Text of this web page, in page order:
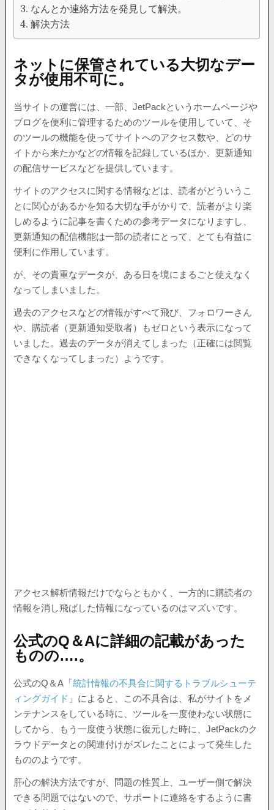
なんとか連絡方法を発見して解決。
解決方法
ネットに保管されている大切なデー
タが使用不可に。
当サイトの運営には、一部、JetPackというホームページや
ブログを便利に管理するためのツールを使用していて、そ
のツールの機能を使ってサイトへのアクセス数や、どのサ
イトから来たかなどの情報を記録しているほか、更新通知
の配信サービスなどを提供しています。
サイトのアクセスに関する情報などは、読者がどういうこ
とに関心があるかを知る大切な手がかりで、読者がより楽
しめるように記事を書くための参考データになりますし、
更新通知の配信機能は一部の読者にとって、とても有益に
便利に作用しています。
が、その貴重なデータが、ある日を境にまるごと使えなく
なってしまいました。
過去のアクセスなどの情報がすべて飛び、フォロワーさん
や、購読者（更新通知受取者）もゼロという表示になって
いました。過去のデータが消えてしまった（正確には閲覧
できなくなってしまった）ようです。
アクセス解析情報だけでならともかく、一方的に購読者の
情報を消し飛ばした情報になっているのはマズいです。
公式のQ＆Aに詳細の記載があった
ものの….。
公式のQ＆A「統計情報の不具合に関するトラブルシューテ
ィングガイド 」によると、この不具合は、私がサイトをメ
ンテナンスをしている時に、ツールを一度使わない状態に
してから、もう一度使う状態に復元した時に、JetPackのク
ラウドデータとの関連付けがズレたことによって発生した
もののようです。
肝心の解決方法ですが、問題の性質上、ユーザー側で解決
できる問題ではないので、サポートに連絡をするように書